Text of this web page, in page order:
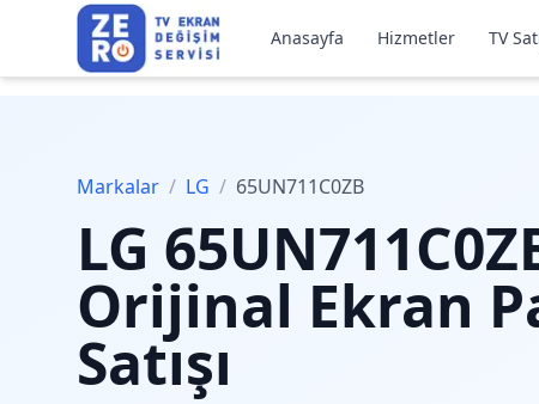
Anasayfa Hizmetler TV
Markalar / LG / 65UN711C0ZB
LG
Orijinal Ekran
Satışı